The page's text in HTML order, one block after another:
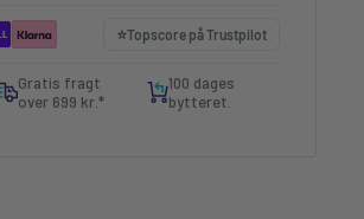
⭐️Topscore påTrustpilot
Gratis fragt
over 699 kr.*
100 dages
bytteret.